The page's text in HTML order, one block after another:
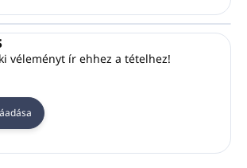
véleményt ír ehhez a tételhez!